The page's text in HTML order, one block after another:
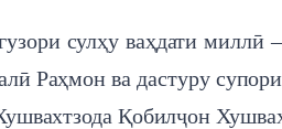
сулҳу ваҳдати
Раҳмон ва дастуру
Қобилҷон